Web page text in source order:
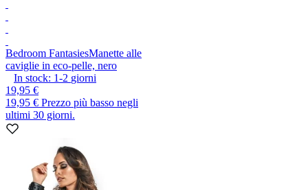
Bedroom FantasiesManette alle
caviglie in eco-pelle, nero
In stock: 1-2 giorni
19,95 €
19,95 € Prezzo più basso negli
ultimi 30 giorni.